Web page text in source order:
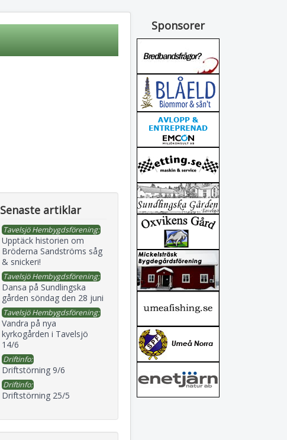
Senaste artiklar
Tavelsjö Hembygdsförening:
Upptäck historien om
Bröderna Sandströms såg
& snickeri!
Tavelsjö Hembygdsförening:
Dansa på Sundlingska
gården söndag den 28 juni
Tavelsjö Hembygdsförening:
Vandra på nya
kyrkogården i Tavelsjö
14/6
Driftinfo:
Driftstörning 9/6
Driftinfo:
Driftstörning 25/5
Sponsorer